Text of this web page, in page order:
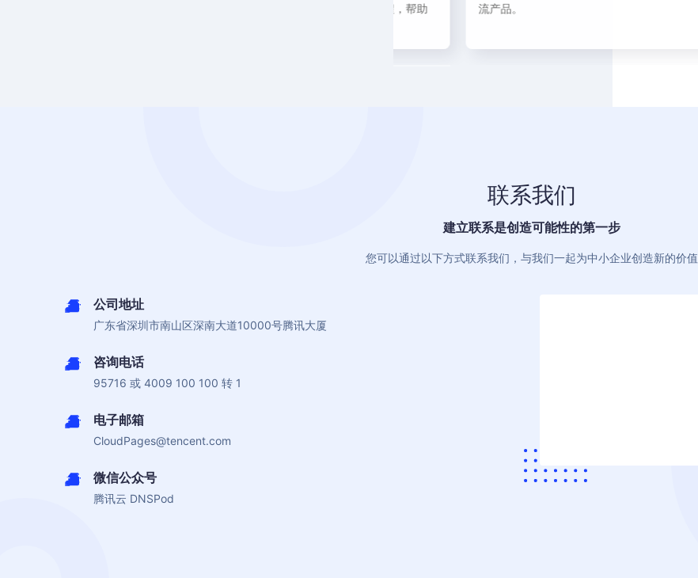
流产品。
联系我们
建立联系是创造可能性的第一步
您可以通过以下方式联系我们，与我们一起为中小企业创造新的价值
公司地址
广东省深圳市南山区深南大道10000号腾讯大厦
咨询电话
95716 或 4009 100 100 转 1
电子邮箱
CloudPages@tencent.com
微信公众号
腾讯云 DNSPod